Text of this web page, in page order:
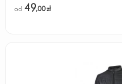
od 49,00zł